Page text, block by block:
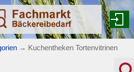
→ Kuchentheken Tortenvitrinen